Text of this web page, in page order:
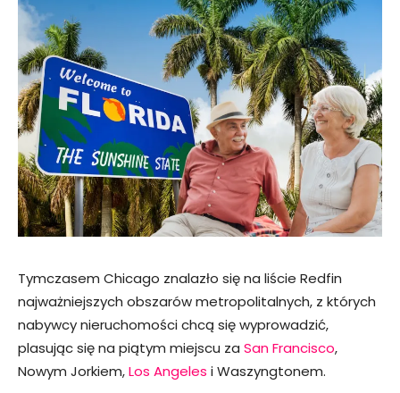
Tymczasem Chicago znalazło się na liście Redfin
najważniejszych obszarów metropolitalnych, z których
nabywcy nieruchomości chcą się wyprowadzić,
plasując się na piątym miejscu za San Francisco,
Nowym Jorkiem,Los Angeles i Waszyngtonem.